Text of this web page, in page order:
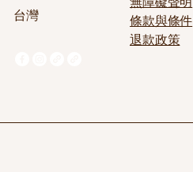
台灣
條款與條件
退款政策